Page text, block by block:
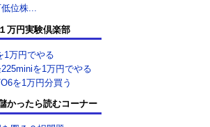
位株...
万円実験倶楽部
1万円でやる
を1万円でやる
を1万円分買う
かったら読むコーナー